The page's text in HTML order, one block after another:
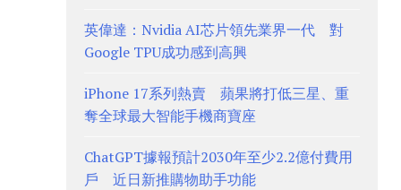
英偉達：Nvidia AI芯片領先業界一代 對
Google TPU成功感到高興
iPhone 17系列熱賣 蘋果將打低三星、重
奪全球最大智能手機商寶座
ChatGPT據報預計2030年至少2.2億付費用
戶 近日新推購物助手功能